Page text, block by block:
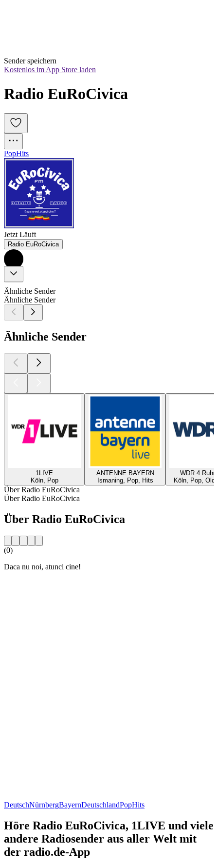
Sender speichern
Kostenlos im App Store laden
Radio EuRoCivica
PopHits
Jetzt Läuft
Radio EuRoCivica
Ähnliche Sender
Ähnliche Sender
Ähnliche Sender
1LIVE
Köln, Pop
ANTENNE BAYERN
Ismaning, Pop, Hits
WDR 4
Köln, Pop,
Über Radio EuRoCivica
Über Radio EuRoCivica
Über Radio EuRoCivica
(0)
Daca nu noi, atunci cine!
DeutschNürnbergBayernDeutschlandPopHits
Höre Radio EuRoCivica, 1LIVE und viele
andere Radiosender aus aller Welt mit
der radio.de-App